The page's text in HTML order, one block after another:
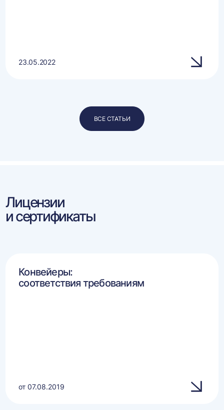
23.05.2022
ВСЕ СТАТЬИ
Лицензии
и сертификаты
Конвейеры:
соответствия требованиям
от 07.08.2019